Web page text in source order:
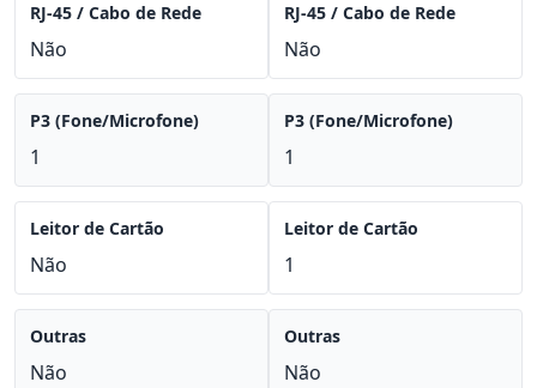
RJ-45 / Cabo de Rede
Não
P3 (Fone/Microfone)
1
Leitor de Cartão
Não
Outras
Não
RJ-45 / Cabo de Rede
Não
P3 (Fone/Microfone)
1
Leitor de Cartão
1
Outras
Não